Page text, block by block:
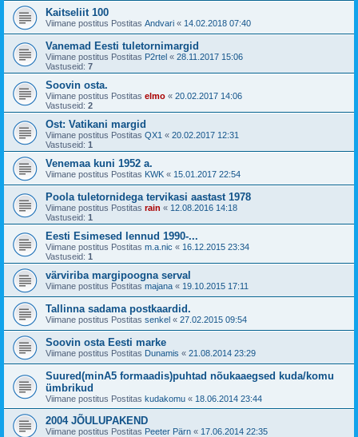
Kaitseliit 100
Viimane postitus Postitas Andvari « 14.02.2018 07:40
Vanemad Eesti tuletornimargid
Viimane postitus Postitas P2rtel « 28.11.2017 15:06
Vastuseid: 7
Soovin osta.
Viimane postitus Postitas elmo « 20.02.2017 14:06
Vastuseid: 2
Ost: Vatikani margid
Viimane postitus Postitas QX1 « 20.02.2017 12:31
Vastuseid: 1
Venemaa kuni 1952 a.
Viimane postitus Postitas KWK « 15.01.2017 22:54
Poola tuletornidega tervikasi aastast 1978
Viimane postitus Postitas rain « 12.08.2016 14:18
Vastuseid: 1
Eesti Esimesed lennud 1990-...
Viimane postitus Postitas m.a.nic « 16.12.2015 23:34
Vastuseid: 1
värviriba margipoogna serval
Viimane postitus Postitas majana « 19.10.2015 17:11
Tallinna sadama postkaardid.
Viimane postitus Postitas senkel « 27.02.2015 09:54
Soovin osta Eesti marke
Viimane postitus Postitas Dunamis « 21.08.2014 23:29
Suured(minA5 formaadis)puhtad nõukaaegsed kuda/komu
ümbrikud
Viimane postitus Postitas kudakomu « 18.06.2014 23:44
2004 JÕULUPAKEND
Viimane postitus Postitas Peeter Pärn « 17.06.2014 22:35